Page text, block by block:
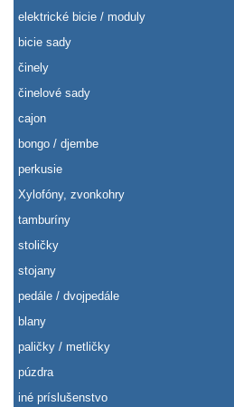
elektrické bicie / moduly
bicie sady
činely
činelové sady
cajon
bongo / djembe
perkusie
Xylofóny, zvonkohry
tamburíny
stoličky
stojany
pedále / dvojpedále
blany
paličky / metličky
púzdra
iné príslušenstvo